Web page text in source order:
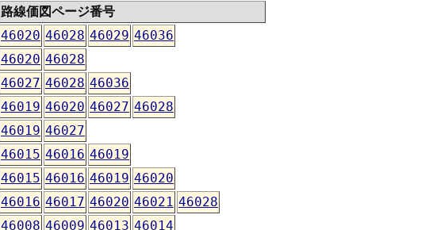
路線価図ページ番号
46020 46028 46029 46036
46020 46028
46027 46028 46036
46019 46020 46027 46028
46019 46027
46015 46016 46019
46015 46016 46019 46020
46016 46017 46020 46021 46028
46008 46009 46013 46014